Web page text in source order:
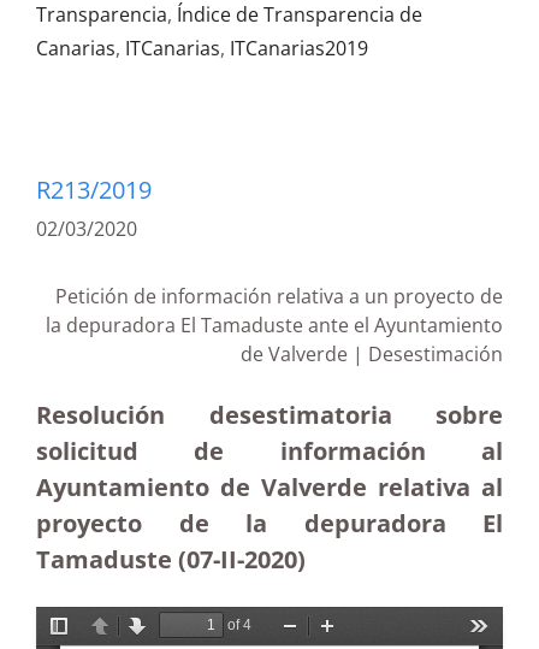
Transparencia, Índice de Transparencia de
Canarias, ITCanarias, ITCanarias2019
R213/2019
02/03/2020
Petición de información relativa a un proyecto de
la depuradora El Tamaduste ante el Ayuntamiento
de Valverde | Desestimación
Resolución desestimatoria sobre
solicitud de información al
Ayuntamiento de Valverde relativa al
proyecto de la depuradora El
Tamaduste (07-II-2020)